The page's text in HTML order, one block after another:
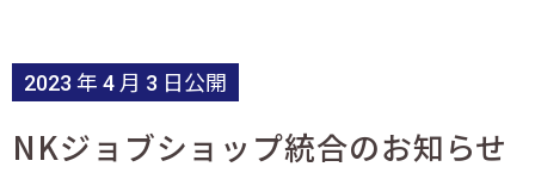
2023 年 4 月 3 日公開
NKジョブショップ統合のお知らせ